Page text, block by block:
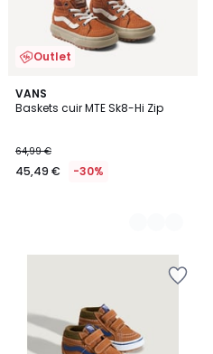
Outlet
VANS
Baskets cuir MTE Sk8-Hi Zip
64,99 €
45,49 € -30%
2
Couleurs